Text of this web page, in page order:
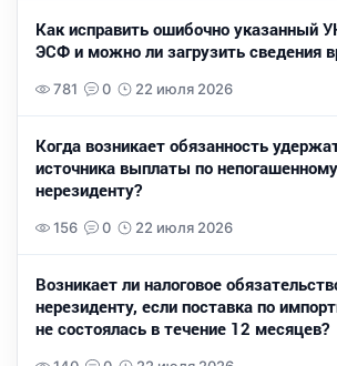
Как исправить ошибочно указанный
ЭСФ и можно ли загрузить сведения
781 0 22 июля 2026
Когда возникает обязанность
источника выплаты по
нерезиденту?
156 0 22 июля 2026
Возникает ли налоговое
нерезиденту, если поставка по
не состоялась в течение 12 месяцев?